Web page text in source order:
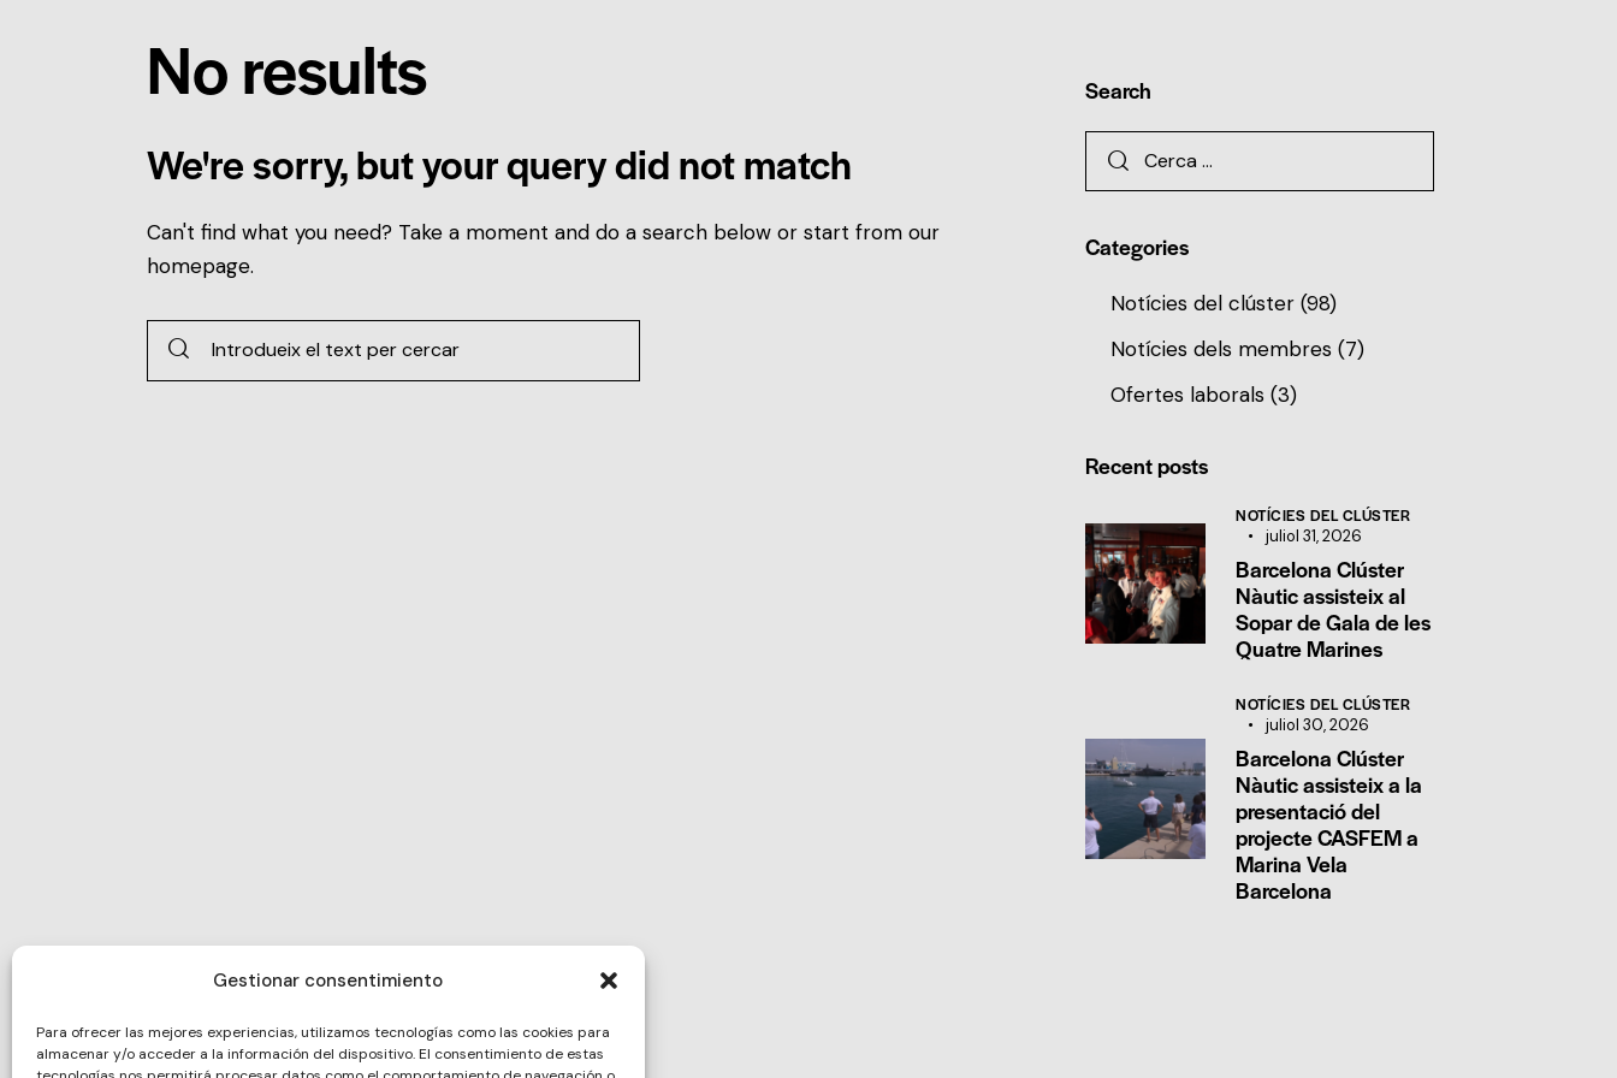
Gestionar consentimiento
Para ofrecer las mejores experiencias, utilizamos tecnologías como las cookies para
almacenar y/o acceder a la información del dispositivo. El consentimiento de estas
No results
We're sorry, but your query did not match
Can't find what you need? Take a moment and do a search below or start from our
homepage.
Search
Categories
Notícies del clúster(98)
Notícies dels membres(7)
Ofertes laborals(3)
Recent posts
NOTÍCIES DEL CLÚSTER
juliol 31, 2026
Barcelona Clúster
Nàutic assisteix al
Sopar de Gala de les
Quatre Marines
NOTÍCIES DEL CLÚSTER
juliol 30, 2026
Barcelona Clúster
Nàutic assisteix a la
presentació del
projecte CASFEM a
Marina Vela
Barcelona